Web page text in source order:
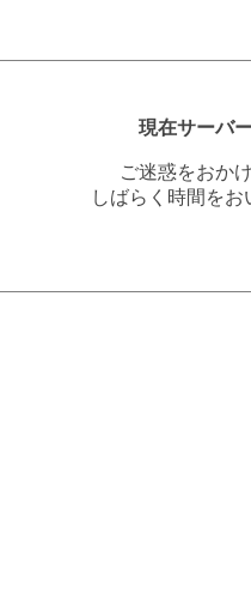
現在サーバ
ご迷惑をおか
しばらく時間を